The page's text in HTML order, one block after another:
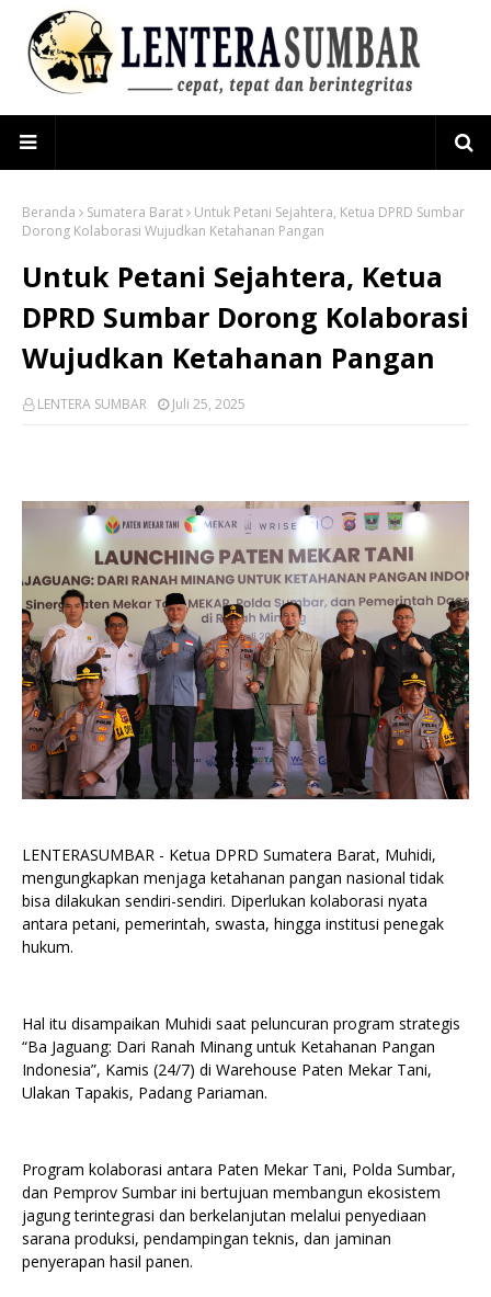
Beranda Sumatera Barat
Untuk Petani Sejahtera, Ketua DPRD Sumbar
Dorong Kolaborasi Wujudkan Ketahanan Pangan
Untuk Petani Sejahtera, Ketua
DPRD Sumbar Dorong Kolaborasi
Wujudkan Ketahanan Pangan
LENTERA SUMBAR Juli 25, 2025
LENTERASUMBAR - Ketua DPRD Sumatera Barat, Muhidi,
mengungkapkan menjaga ketahanan pangan nasional tidak
bisa dilakukan sendiri-sendiri. Diperlukan kolaborasi nyata
antara petani, pemerintah, swasta, hingga institusi penegak
hukum.
Hal itu disampaikan Muhidi saat peluncuran program strategis
“Ba Jaguang: Dari Ranah Minang untuk Ketahanan Pangan
Indonesia”, Kamis (24/7) di Warehouse Paten Mekar Tani,
Ulakan Tapakis, Padang Pariaman.
Program kolaborasi antara Paten Mekar Tani, Polda Sumbar,
dan Pemprov Sumbar ini bertujuan membangun ekosistem
jagung terintegrasi dan berkelanjutan melalui penyediaan
sarana produksi, pendampingan teknis, dan jaminan
penyerapan hasil panen.